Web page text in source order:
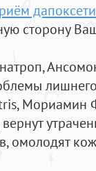
сторону
Мориамин
омолодят